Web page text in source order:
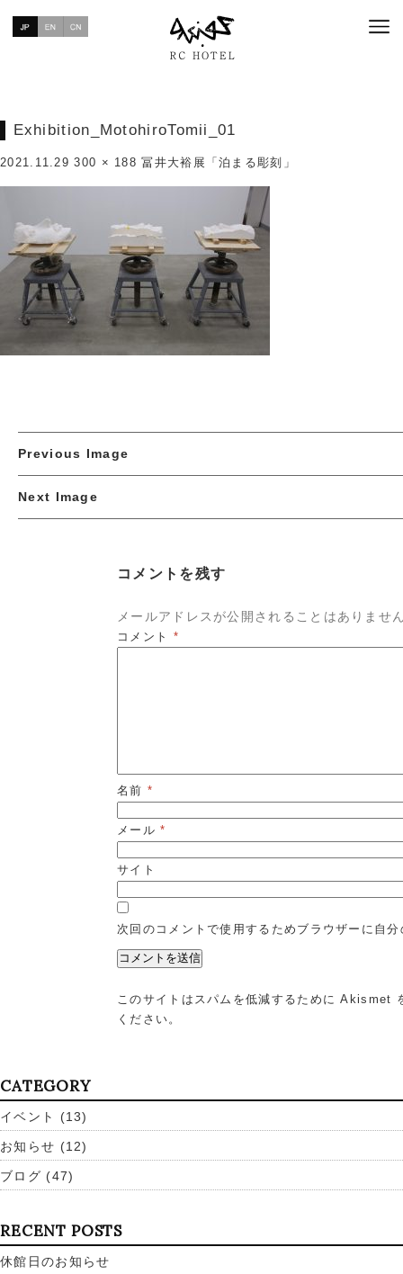
Exhibition_MotohiroTomii_01
2021.11.29 300 × 188 冨井大裕展「泊まる彫刻」
Previous Image
Next Image
コメントを残す
メールアドレスが公開されることはありませ
コメント *
名前 *
メール*
サイト
次回のコメントで使用するためブラウザーに自
このサイトはスパムを低減するために Akismet
ください。
CATEGORY
イベント (13)
お知らせ (12)
ブログ (47)
RECENT POSTS
休館日のお知らせ